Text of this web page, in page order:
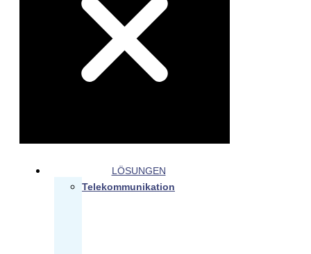
LÖSUNGEN
Telekommunikation